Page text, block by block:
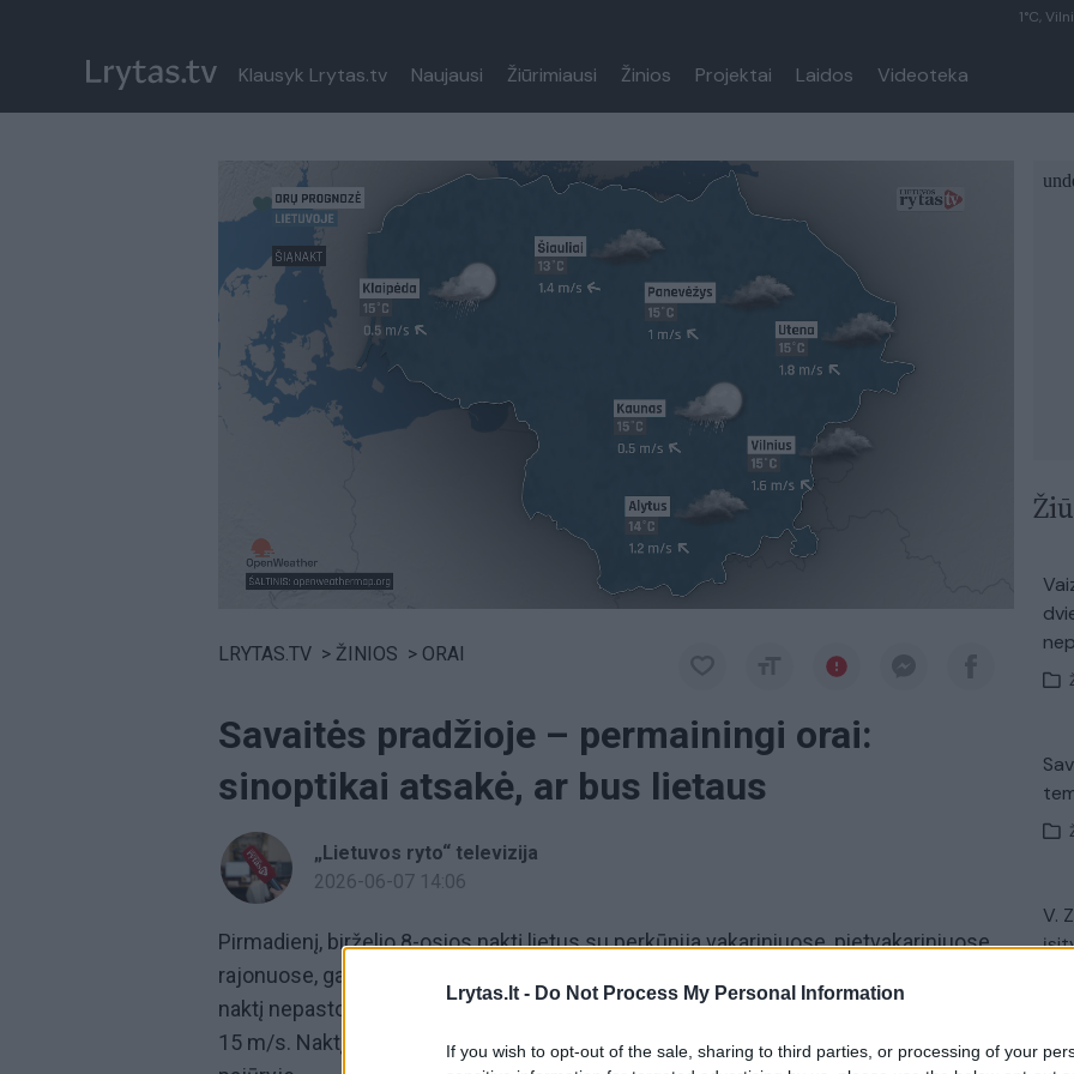
Lrytas.lt - Do Not Process My Personal Information
If you wish to opt-out of the sale, sharing to third parties, or processing of your
1°C,
Klausyk Lrytas.tv Naujausi Žiūrimiausi Žinios Projektai Laidos Videoteka
Paremkite Ukrainą
LRYTAS.TV > ŽINIOS > ORAI
Savaitės pradžioje – permainingi orai:
sinoptikai atsakė, ar bus lietaus
„Lietuvos ryto“ televizija
2026-06-07 14:06
Pirmadienį, birželio 8-osios naktį lietus su perkūnija vakariniuose, pietvakariniuose
rajonuose, gausesnis paryčiais, dieną jau daug kur trumpai, su perkūnija palis. Vėjas
naktį nepastovus 3–7 m/s, dieną vakarų 4–8 m/s, per perkūniją 7–12 m/s, gūsiai iki
15 m/s. Naktį 11–14°C, dieną 21–25°C, vakariniuose rajonuose 17–20°C, vėsiausia
V.